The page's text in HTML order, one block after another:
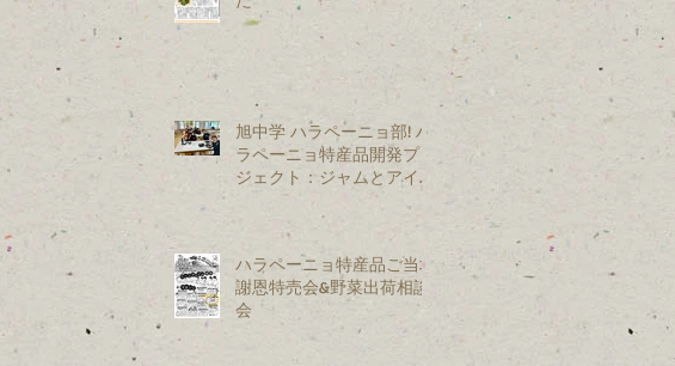
旭中学 ハラペーニョ部! ハ
ラペーニョ特産品開発プロ
ジェクト：ジャムとアイス
を試作開発
ハラペーニョ特産品ご当地
謝恩特売会&野菜出荷相談
会